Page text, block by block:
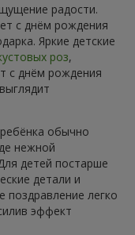
радости.
с днём рождения
Яркие детские
роз,
с днём рождения
обычно
нежной
детей постарше
детали и
поздравление легко
эффект